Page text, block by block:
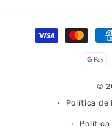
Formas
de
©
Política de
Política